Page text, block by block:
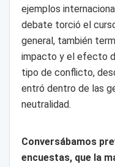
ejemplos
debate torció el
general, también
impacto y el efecto
tipo de conflicto,
entró dentro de las
neutralidad.
Conversábamos
encuestas, que la